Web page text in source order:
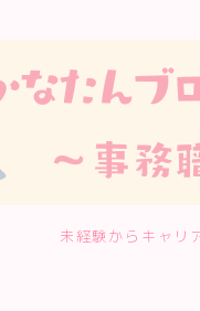
未経験からキャリ